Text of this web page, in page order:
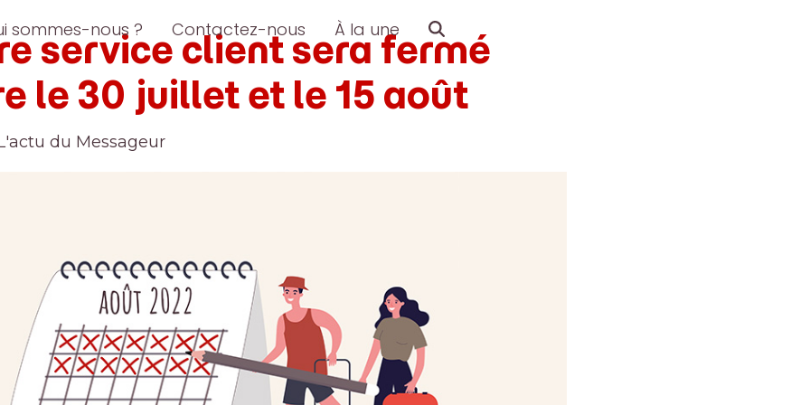
sommes-nous ? Contactez-nous À la une
service client sera fermé
le 30 juillet et le 15 août
du Messageur